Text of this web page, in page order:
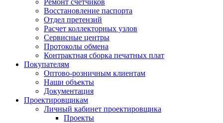
Ремонт счетчиков
Восстановление паспорта
Отдел претензий
Расчет коллекторных узлов
Сервисные центры
Протоколы обмена
Контрактная сборка печатных плат
Покупателям
Оптово-розничным клиентам
Наши объекты
Документация
Проектировщикам
Личный кабинет проектировщика
Проекты